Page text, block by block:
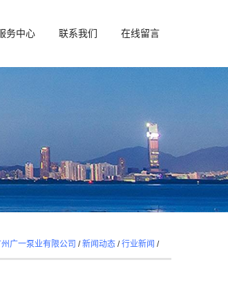
务中心 联系我们 在线留言
州广一泵业有限公司 /新闻动态 /行业新闻 /